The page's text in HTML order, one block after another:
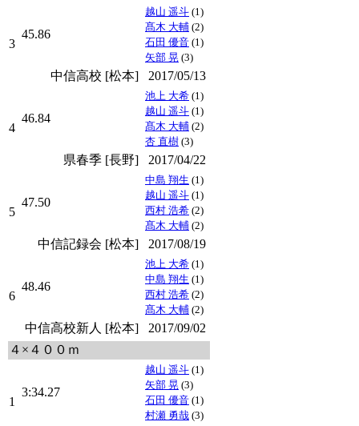
3
45.86
越山 遥斗 (1)
髙木 大輔 (2)
石田 優音 (1)
矢部 晃 (3)
中信高校 [松本] 2017/05/13
4
46.84
池上 大希 (1)
越山 遥斗 (1)
髙木 大輔 (2)
杏 直樹 (3)
県春季 [長野] 2017/04/22
5
47.50
中島 翔生 (1)
越山 遥斗 (1)
西村 浩希 (2)
髙木 大輔 (2)
中信記録会 [松本] 2017/08/19
6
48.46
池上 大希 (1)
中島 翔生 (1)
西村 浩希 (2)
髙木 大輔 (2)
中信高校新人 [松本]
2017/09/02
４×４００ｍ
1
3:34.27
越山 遥斗 (1)
矢部 晃 (3)
石田 優音 (1)
村瀬 勇哉 (3)